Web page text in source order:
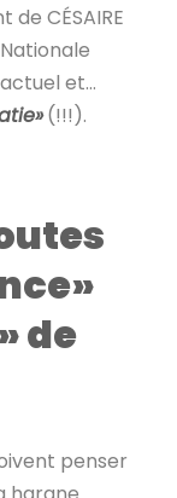
de CÉSAIRE
et…
(!!!).
de
penser